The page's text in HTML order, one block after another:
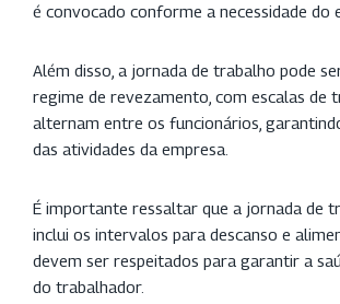
é convocado conforme a necessidade do
Além disso, a jornada de trabalho pode
regime de revezamento, com escalas de
alternam entre os funcionários,
das atividades da empresa.
É importante ressaltar que a jornada de
inclui os intervalos para descanso e
devem ser respeitados para garantir a
do trabalhador.